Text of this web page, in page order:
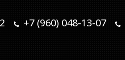
+7 (960) 048-13-07